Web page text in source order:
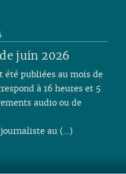
juin 2026
été publiées au mois de
à 16 heures et 5
audio ou de
journaliste au (…)